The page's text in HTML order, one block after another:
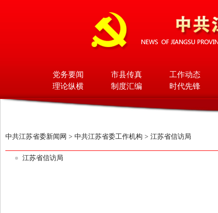
党务要闻 市县传真
工作动态
理论纵横
制度汇编 时代先锋
中共江苏省委新闻网 > 中共江苏省委工作机构 > 江苏省信访局
江苏省信访局